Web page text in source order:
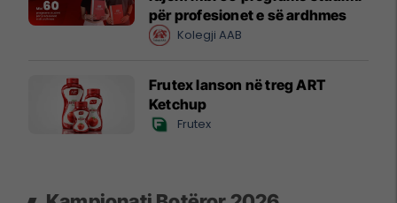
për profesionet e së ardhmes
Kolegji AAB
Frutex lanson në treg ART
Ketchup
Frutex